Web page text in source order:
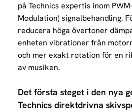
på Technics expertis inom
Modulation) signalbehandling.
reducera höga övertoner
enheten vibrationer från
och mer exakt rotation för en
av musiken.
Det första steget i den nya
Technics direktdrivna